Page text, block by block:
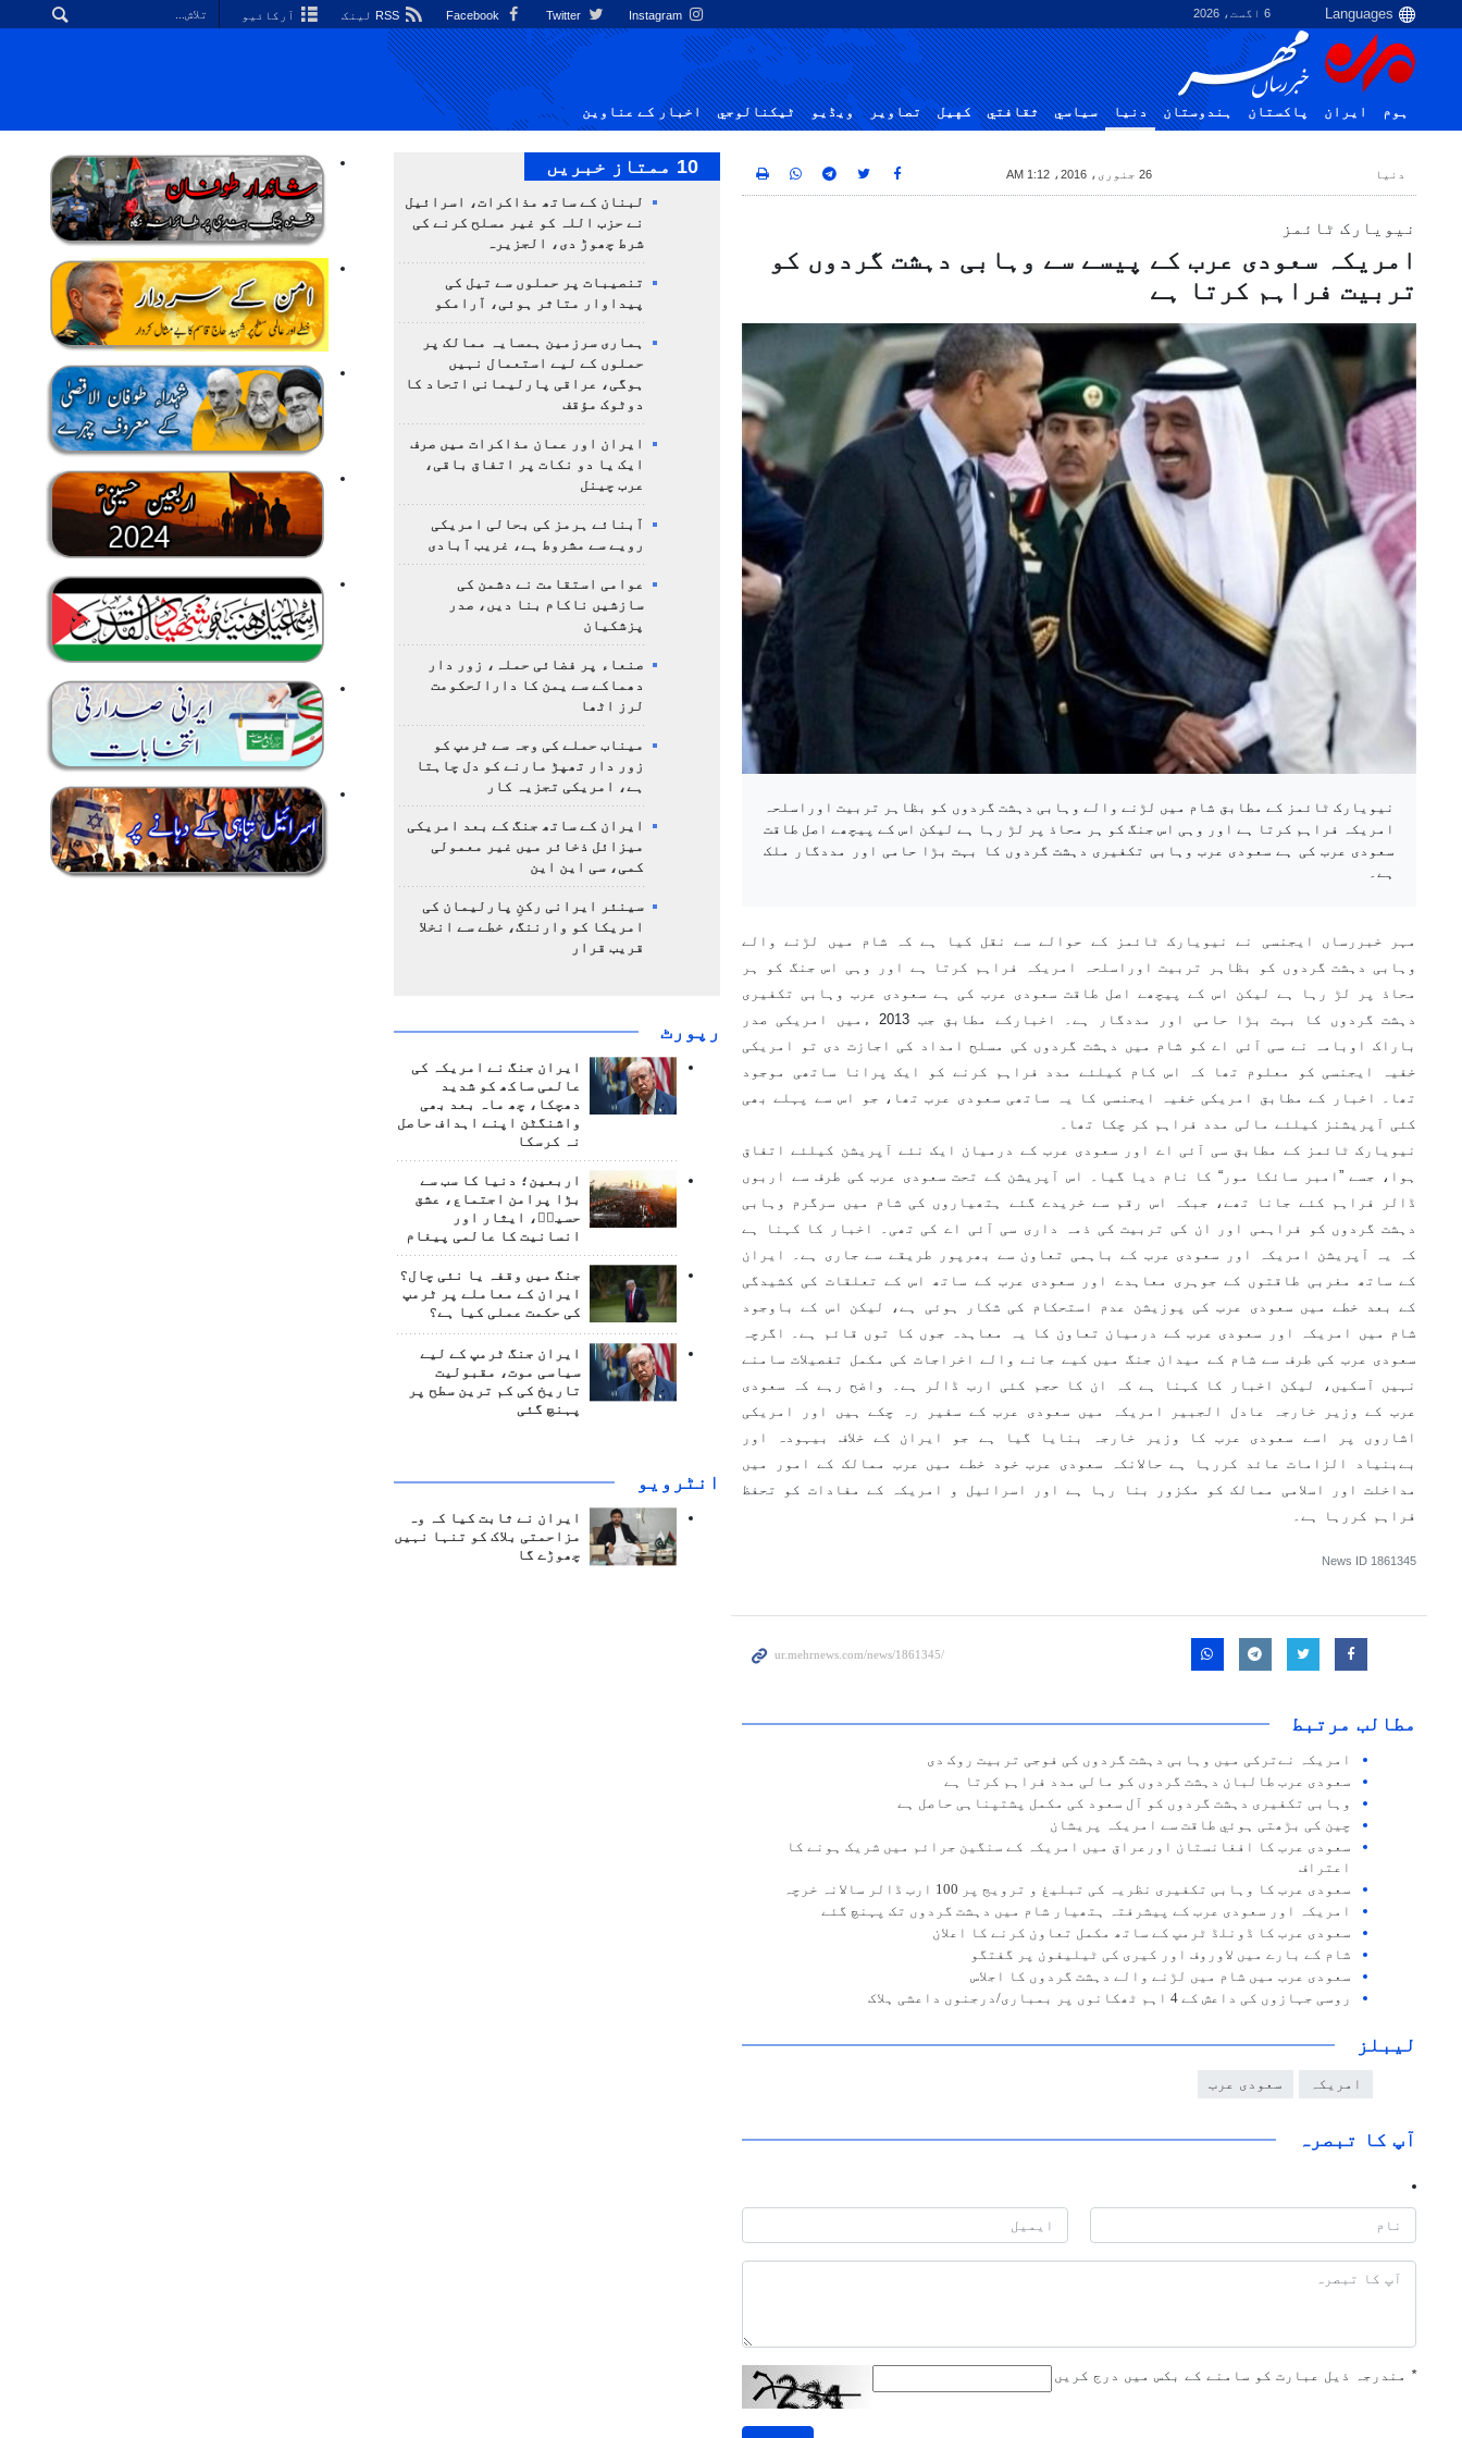
6 اگست، 2026 Instagram آرکائیو
ہوم ایران پاکستان ہندوستان دنیا سياسي ثقافتي کهيل تصاوير ویڈیو ٹيكنالوجي اخبار کے عناوین
دنیا 26 جنوری، 2016، 1:12 AM
نیویارک ٹائمز
امریکہ سعودی عرب کے پیسے سے وہابی دہشت گردوں کو
تربیت فراہم کرتا ہے
نیویارک ٹائمز کے مطابق شام میں لڑنے والے وہابی دہشت گردوں کو بظاہر تربیت اوراسلحہ
امریکہ فراہم کرتا ہے اور وہی اس جنگ کو ہر محاذ پر لڑ رہا ہے لیکن اس کے پیچھے اصل طاقت
سعودی عرب کی ہے سعودی عرب وہابی تکفیری دہشت گردوں کا بہت بڑا حامی اور مددگار ملک
ہے۔
مہر خبررساں ایجنسی نے نیویارک ٹائمز کے حوالے سے نقل کیا ہے کہ شام میں لڑنے والے
وہابی دہشت گردوں کو بظاہر تربیت اوراسلحہ امریکہ فراہم کرتا ہے اور وہی اس جنگ کو ہر
محاذ پر لڑ رہا ہے لیکن اس کے پیچھے اصل طاقت سعودی عرب کی ہے سعودی عرب وہابی تکفیری
دہشت گردوں کا بہت بڑا حامی اور مددگار ہے۔ اخبارکے مطابق جب 2013 ءمیں امریکی صدر
باراک اوبامہ نے سی آئی اے کو شام میں دہشت گردوں کی مسلح امداد کی اجازت دی تو امریکی
خفیہ ایجنسی کو معلوم تھا کہ اس کام کیلئے مدد فراہم کرنے کو ایک پرانا ساتھی موجود
تھا۔ اخبار کے مطابق امریکی خفیہ ایجنسی کا یہ ساتھی سعودی عرب تھا، جو اس سے پہلے بھی
کئی آپریشنز کیلئے مالی مدد فراہم کر چکا تھا۔
نیویارک ٹائمز کے مطابق سی آئی اے اور سعودی عرب کے درمیان ایک نئے آپریشن کیلئے اتفاق
ہوا، جسے ”امبر سائکا مور“ کا نام دیا گیا۔ اس آپریشن کے تحت سعودی عرب کی طرف سے اربوں
ڈالر فراہم کئے جانا تھے، جبکہ اس رقم سے خریدے گئے ہتھیاروں کی شام میں سرگرم وہابی
دہشت گردوں کو فراہمی اور ان کی تربیت کی ذمہ داری سی آئی اے کی تھی۔ اخبار کا کہنا ہے
کہ یہ آپریشن امریکہ اور سعودی عرب کے باہمی تعاون سے بھرپور طریقے سے جاری ہے۔ ایران
کے ساتھ مغربی طاقتوں کے جوہری معاہدے اور سعودی عرب کے ساتھ اس کے تعلقات کی کشیدگی
کے بعد خطے میں سعودی عرب کی پوزیشن عدم استحکام کی شکار ہوئی ہے، لیکن اس کے باوجود
شام میں امریکہ اور سعودی عرب کے درمیان تعاون کا یہ معاہدہ جوں کا توں قائم ہے۔ اگرچہ
سعودی عرب کی طرف سے شام کے میدان جنگ میں کیے جانے والے اخراجات کی مکمل تفصیلات سامنے
نہیں آسکیں، لیکن اخبار کا کہنا ہے کہ ان کا حجم کئی ارب ڈالر ہے۔ واضح رہے کہ سعودی
عرب کے وزیر خارجہ عادل الجبیر امریکہ میں سعودی عرب کے سفیر رہ چکے ہیں اور امریکی
اشاروں پر اسے سعودی عرب کا وزير خارجہ بنایا گیا ہے جو ایران کے خلاف بیہودہ اور
بےبنیاد الزامات عائد کررہا ہے حالانکہ سعودی عرب خود خطے میں عرب ممالک کے امور میں
مداخلت اور اسلامی ممالک کو مکزور بنا رہا ہے اور اسرائیل و امریکہ کے مفادات کو تحفظ
فراہم کررہا ہے۔
News ID 1861345
مطالب مرتبط
امریکہ نےترکی میں وہابی دہشت گردوں کی فوجی تربیت روک دی
سعودی عرب طالبان دہشت گردوں کو مالی مدد فراہم کرتا ہے
وہابی تکفیری دہشت گردوں کو آل سعود کی مکمل پشتپناہی حاصل ہے
چین کی بڑھتی ہوئي طاقت سے امریکہ پریشان
سعودی عرب کا افغانستان اورعراق میں امریکہ کے سنگين جرائم میں شریک ہونے کا
اعتراف
سعودی عرب کا وہابی تکفیری نظریہ کی تبلیغ و ترویج پر 100 ارب ڈالر سالانہ خرچہ
امریکہ اور سعودی عرب کے پیشرفتہ ہتھیار شام میں دہشت گردوں تک پہنچ گئے
سعودی عرب کا ڈونلڈ ٹرمپ کے ساتھ مکمل تعاون کرنے کا اعلان
شام کے بارے میں لاوروف اور کیری کی ٹیلیفون پر گفتگو
سعودی عرب میں شام میں لڑنے والے دہشت گردوں کا اجلاس
روسی جہازوں کی داعش کے 4 اہم ٹھکانوں پر بمباری/درجنوں داعشی ہلاک
لیبلز
امریکہ سعودی عرب
آپ کا تبصرہ
* مندرجہ ذیل عبارت کو سامنے کے بکس میں درج کریں
10 ممتاز خبریں
لبنان کے ساتھ مذاکرات، اسرائیل
نے حزب اللہ کو غیر مسلح کرنے کی
شرط چھوڑ دی، الجزیرہ
تنصیبات پر حملوں سے تیل کی
پیداوار متاثر ہوئی، آرامکو
ہماری سرزمین ہمسایہ ممالک پر
حملوں کے لیے استعمال نہیں
ہوگی، عراقی پارلیمانی اتحاد کا
دوٹوک مؤقف
ایران اور عمان مذاکرات میں صرف
ایک یا دو نکات پر اتفاق باقی،
عرب چینل
آبنائے ہرمز کی بحالی امریکی
رویے سے مشروط ہے، غریب آبادی
عوامی استقامت نے دشمن کی
سازشیں ناکام بنا دیں، صدر
پزشکیان
صنعاء پر فضائی حملہ، زور دار
دھماکے سے یمن کا دارالحکومت
لرز اٹھا
میناب حملے کی وجہ سے ٹرمپ کو
زور دار تھپڑ مارنے کو دل چاہتا
ہے، امریکی تجزیہ کار
ایران کے ساتھ جنگ کے بعد امریکی
میزائل ذخائر میں غیر معمولی
کمی، سی این این
سینئر ایرانی رکنِ پارلیمان کی
امریکا کو وارننگ، خطے سے انخلا
قریب قرار
رپورٹ
ایران جنگ نے امریکہ کی
عالمی ساکھ کو شدید
دھچکا، چھ ماہ بعد بھی
واشنگٹن اپنے اہداف حاصل
نہ کرسکا
اربعین؛ دنیا کا سب سے
بڑا پرامن اجتماع، عشق
حسینؑ، ایثار اور
انسانیت کا عالمی پیغام
جنگ میں وقفہ یا نئی چال؟
ایران کے معاملے پر ٹرمپ
کی حکمت عملی کیا ہے؟
ایران جنگ ٹرمپ کے لیے
سیاسی موت، مقبولیت
تاریخ کی کم ترین سطح پر
پہنچ گئی
انٹرويو
ایران نے ثابت کیا کہ وہ
مزاحمتی بلاک کو تنہا نہیں
چھوڑے گا